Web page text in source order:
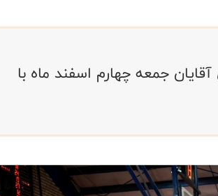
جمعه چهارم اسفند ماه با